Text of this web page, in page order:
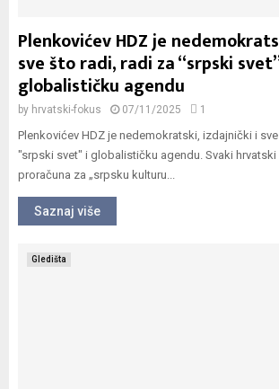
Plenkovićev HDZ je
sve što radi, radi za “srpski
globalističku agendu
by hrvatski-fokus 07/11/2025 1
Plenkovićev HDZ je nedemokratski, izdajnički i
"srpski svet" i globalističku agendu. Svaki
proračuna za „srpsku kulturu...
Saznaj više
Gledišta